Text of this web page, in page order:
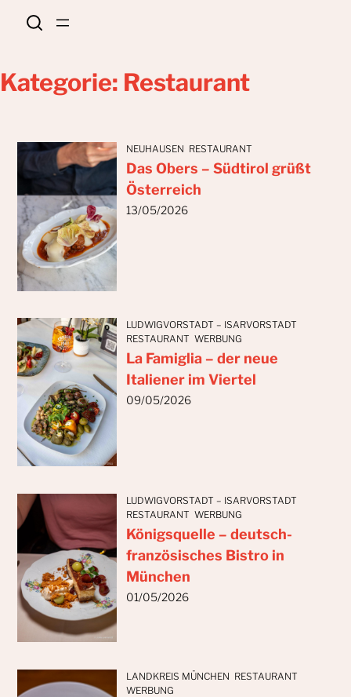
Zum
Inhalt
Kategorie: Restaurant
NEUHAUSEN RESTAURANT
Das Obers – Südtirol grüßt
Österreich
13/05/2026
LUDWIGVORSTADT – ISARVORSTADT
RESTAURANT WERBUNG
La Famiglia – der neue
Italiener im Viertel
09/05/2026
LUDWIGVORSTADT – ISARVORSTADT
RESTAURANT WERBUNG
Königsquelle – deutsch-
französisches Bistro in
München
01/05/2026
LANDKREIS MÜNCHEN RESTAURANT
WERBUNG